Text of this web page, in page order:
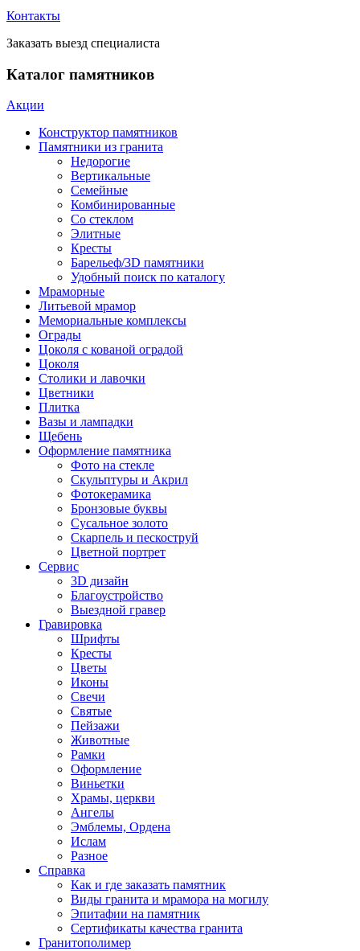
Контакты
Заказать выезд специалиста
Каталог памятников
Акции
Конструктор памятников
Памятники из гранита
Недорогие
Вертикальные
Семейные
Комбинированные
Со стеклом
Элитные
Кресты
Барельеф/3D памятники
Удобный поиск по каталогу
Мраморные
Литьевой мрамор
Мемориальные комплексы
Ограды
Цоколя с кованой оградой
Цоколя
Столики и лавочки
Цветники
Плитка
Вазы и лампадки
Щебень
Оформление памятника
Фото на стекле
Скульптуры и Акрил
Фотокерамика
Бронзовые буквы
Сусальное золото
Скарпель и пескоструй
Цветной портрет
Сервис
3D дизайн
Благоустройство
Выездной гравер
Гравировка
Шрифты
Кресты
Цветы
Иконы
Свечи
Святые
Пейзажи
Животные
Рамки
Оформление
Виньетки
Храмы, церкви
Ангелы
Эмблемы, Ордена
Ислам
Разное
Справка
Как и где заказать памятник
Виды гранита и мрамора на могилу
Эпитафии на памятник
Сертификаты качества гранита
Гранитополимер